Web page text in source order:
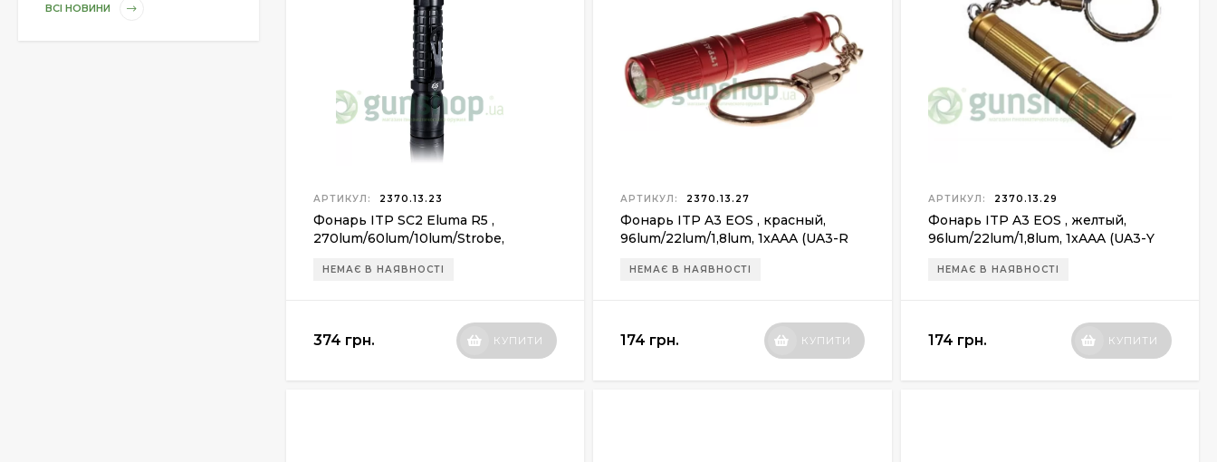
АРТИКУЛ: 2370.13.23
Фонарь ITP SC2 Eluma R5 ,
270lum/60lum/10lum/Strobe,
НЕМАЄ В НАЯВНОСТІ
374 грн. КУПИТИ
АРТИКУЛ: 2370.13.27
Фонарь ITP A3 EOS , красный,
96lum/22lum/1,8lum, 1xAAA (UA3-R
НЕМАЄ В НАЯВНОСТІ
174 грн. КУПИТИ
АРТИКУЛ: 2370.13.29
Фонарь ITP A3 EOS , желтый,
96lum/22lum/1,8lum, 1xAAA (UA3-Y
НЕМАЄ В НАЯВНОСТІ
174 грн. КУПИТИ
Магазин для Beretta
ВСІ НОВИНИ